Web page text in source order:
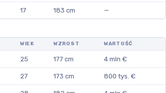
17 183 cm —
WIEK WZROST WARTOŚĆ
25 177 cm 4 mln €
27 173 cm 800 tys. €